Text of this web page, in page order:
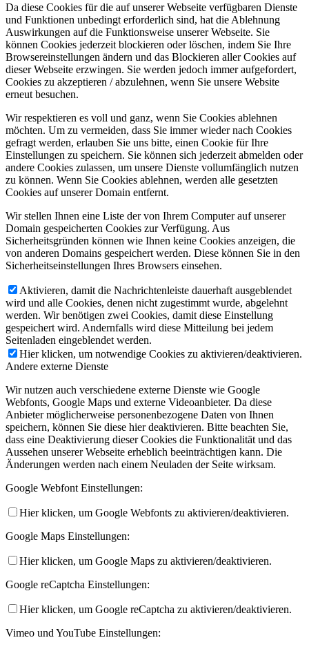
Da diese Cookies für die auf unserer Webseite verfügbaren Dienste
und Funktionen unbedingt erforderlich sind, hat die Ablehnung
Auswirkungen auf die Funktionsweise unserer Webseite. Sie
können Cookies jederzeit blockieren oder löschen, indem Sie Ihre
Browsereinstellungen ändern und das Blockieren aller Cookies auf
dieser Webseite erzwingen. Sie werden jedoch immer aufgefordert,
Cookies zu akzeptieren / abzulehnen, wenn Sie unsere Website
erneut besuchen.
Wir respektieren es voll und ganz, wenn Sie Cookies ablehnen
möchten. Um zu vermeiden, dass Sie immer wieder nach Cookies
gefragt werden, erlauben Sie uns bitte, einen Cookie für Ihre
Einstellungen zu speichern. Sie können sich jederzeit abmelden oder
andere Cookies zulassen, um unsere Dienste vollumfänglich nutzen
zu können. Wenn Sie Cookies ablehnen, werden alle gesetzten
Cookies auf unserer Domain entfernt.
Wir stellen Ihnen eine Liste der von Ihrem Computer auf unserer
Domain gespeicherten Cookies zur Verfügung. Aus
Sicherheitsgründen können wie Ihnen keine Cookies anzeigen, die
von anderen Domains gespeichert werden. Diese können Sie in den
Sicherheitseinstellungen Ihres Browsers einsehen.
Aktivieren, damit die Nachrichtenleiste dauerhaft ausgeblendet
wird und alle Cookies, denen nicht zugestimmt wurde, abgelehnt
werden. Wir benötigen zwei Cookies, damit diese Einstellung
gespeichert wird. Andernfalls wird diese Mitteilung bei jedem
Seitenladen eingeblendet werden.
Hier klicken, um notwendige Cookies zu aktivieren/deaktivieren.
Andere externe Dienste
Wir nutzen auch verschiedene externe Dienste wie Google
Webfonts, Google Maps und externe Videoanbieter. Da diese
Anbieter möglicherweise personenbezogene Daten von Ihnen
speichern, können Sie diese hier deaktivieren. Bitte beachten Sie,
dass eine Deaktivierung dieser Cookies die Funktionalität und das
Aussehen unserer Webseite erheblich beeinträchtigen kann. Die
Änderungen werden nach einem Neuladen der Seite wirksam.
Google Webfont Einstellungen:
Hier klicken, um Google Webfonts zu aktivieren/deaktivieren.
Google Maps Einstellungen:
Hier klicken, um Google Maps zu aktivieren/deaktivieren.
Google reCaptcha Einstellungen:
Hier klicken, um Google reCaptcha zu aktivieren/deaktivieren.
Vimeo und YouTube Einstellungen: